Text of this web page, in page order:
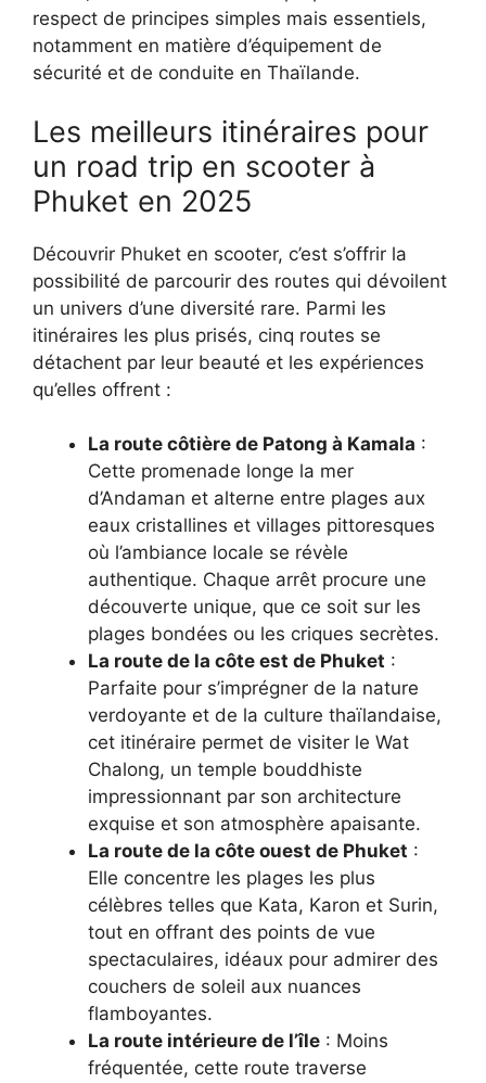
respect de principes simples mais essentiels,
notamment en matière d’équipement de
sécurité et de conduite en Thaïlande.
Les meilleurs itinéraires pour
un road trip en scooter à
Phuket en 2025
Découvrir Phuket en scooter, c’est s’offrir la
possibilité de parcourir des routes qui dévoilent
un univers d’une diversité rare. Parmi les
itinéraires les plus prisés, cinq routes se
détachent par leur beauté et les expériences
qu’elles offrent :
La route côtière de Patong à Kamala :
Cette promenade longe la mer
d’Andaman et alterne entre plages aux
eaux cristallines et villages pittoresques
où l’ambiance locale se révèle
authentique. Chaque arrêt procure une
découverte unique, que ce soit sur les
plages bondées ou les criques secrètes.
La route de la côte est de Phuket :
Parfaite pour s’imprégner de la nature
verdoyante et de la culture thaïlandaise,
cet itinéraire permet de visiter le Wat
Chalong, un temple bouddhiste
impressionnant par son architecture
exquise et son atmosphère apaisante.
La route de la côte ouest de Phuket :
Elle concentre les plages les plus
célèbres telles que Kata, Karon et Surin,
tout en offrant des points de vue
spectaculaires, idéaux pour admirer des
couchers de soleil aux nuances
flamboyantes.
La route intérieure de l’île : Moins
fréquentée, cette route traverse